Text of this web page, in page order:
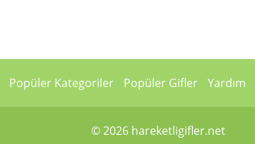
Popüler Kategoriler Popüler Gifler Yardım
© 2026 hareketligifler.net